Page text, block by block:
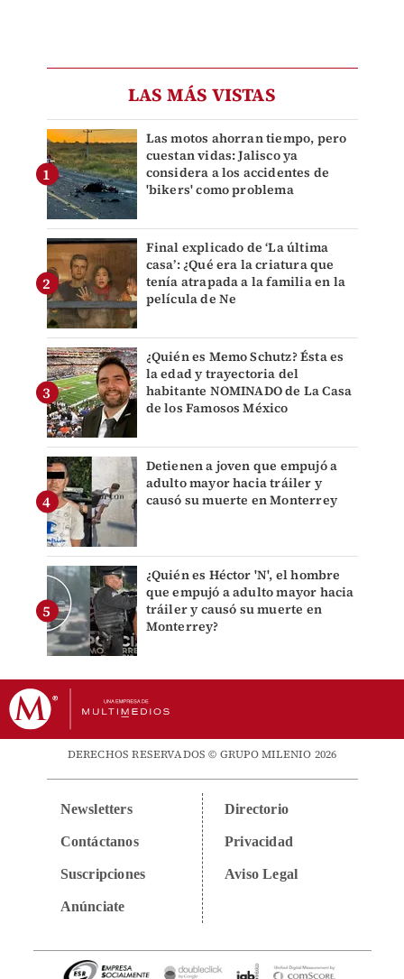
LAS MÁS VISTAS
Las motos ahorran tiempo, pero
cuestan vidas: Jalisco ya
considera a los accidentes de
'bikers' como problema
Final explicado de ‘La última
casa’: ¿Qué era la criatura que
tenía atrapada a la familia en la
película de Ne
¿Quién es Memo Schutz? Ésta es
la edad y trayectoria del
habitante NOMINADO de La Casa
de los Famosos México
Detienen a joven que empujó a
adulto mayor hacia tráiler y
causó su muerte en Monterrey
¿Quién es Héctor 'N', el hombre
que empujó a adulto mayor hacia
tráiler y causó su muerte en
Monterrey?
DERECHOS RESERVADOS © GRUPO MILENIO 2026
Newsletters
Contáctanos
Suscripciones
Anúnciate
Directorio
Privacidad
Aviso Legal